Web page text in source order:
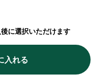
に選択いただけます
入れる